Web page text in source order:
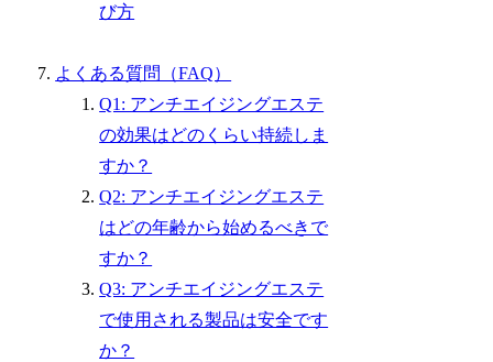
び方
よくある質問（FAQ）
Q1: アンチエイジングエステ
の効果はどのくらい持続しま
すか？
Q2: アンチエイジングエステ
はどの年齢から始めるべきで
すか？
Q3: アンチエイジングエステ
で使用される製品は安全です
か？